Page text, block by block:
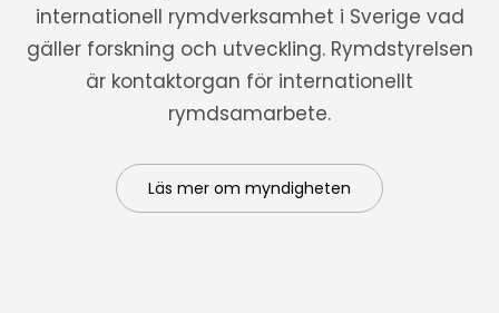
internationell rymdverksamhet i Sverige vad
gäller forskning och utveckling. Rymdstyrelsen
är kontaktorgan för internationellt
rymdsamarbete.
Läs mer om myndigheten